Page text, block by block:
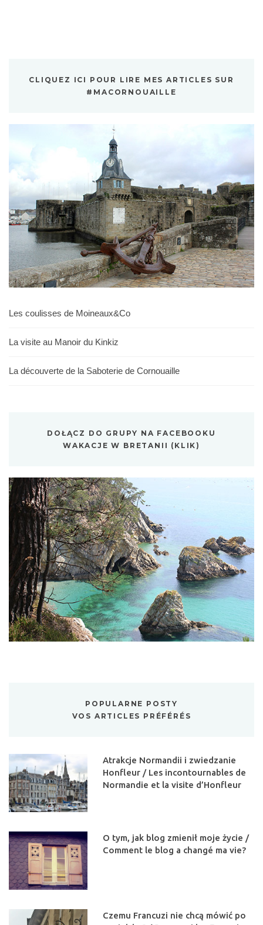
CLIQUEZ ICI POUR LIRE MES ARTICLES SUR
#MACORNOUAILLE
Les coulisses de Moineaux&Co
La visite au Manoir du Kinkiz
La découverte de la Saboterie de Cornouaille
DOŁĄCZ DO GRUPY NA FACEBOOKU
WAKACJE W BRETANII (KLIK)
POPULARNE POSTY
VOS ARTICLES PRÉFÉRÉS
Atrakcje Normandii i zwiedzanie
Honfleur / Les incontournables de
Normandie et la visite d’Honfleur
O tym, jak blog zmienił moje życie /
Comment le blog a changé ma vie?
Czemu Francuzi nie chcą mówić po